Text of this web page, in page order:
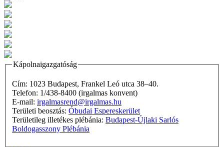
Kápolnaigazgatóság
Cím: 1023 Budapest, Frankel Leó utca 38–40.
Telefon: 1/438-8400 (irgalmas konvent)
E-mail: irgalmasrend@irgalmas.hu
Területi beosztás: Óbudai Espereskerület
Területileg illetékes plébánia: Budapest-Újlaki Sarlós
Boldogasszony Plébánia